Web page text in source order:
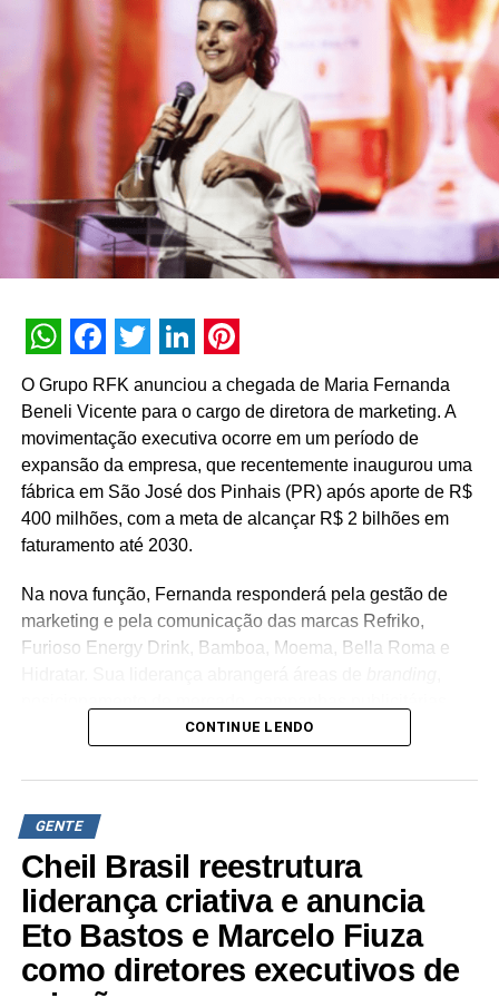
Omnik anuncia o executivo Thiago Leite como
novo sócio e CRO
NÃO PERCA
Rianni Bertoldo é nomeada CEO da Moringa
WhatsApp
Facebook
Twitter
LinkedIn
Pinterest
O Grupo RFK anunciou a chegada de Maria Fernanda
Beneli Vicente para o cargo de diretora de marketing. A
movimentação executiva ocorre em um período de
expansão da empresa, que recentemente inaugurou uma
fábrica em São José dos Pinhais (PR) após aporte de R$
400 milhões, com a meta de alcançar R$ 2 bilhões em
faturamento até 2030.
Na nova função, Fernanda responderá pela gestão de
marketing e pela comunicação das marcas Refriko,
Furioso Energy Drink, Bamboa, Moema, Bella Roma e
relacionamento com consumidores e novos projetos de
transformação, com marcas que têm enorme potencial de
próximos anos. Quero contribuir para que o marketing
esteja cada vez mais conectado ao negócio,
transformando estratégia, criatividade e dados em
resultados e em valor para as marcas”, ressalta Maria
Fernanda Beneli Vicente.
A executiva possui mais de 20 anos de atuação
CONTINUE LENDO
GENTE
Cheil Brasil reestrutura
liderança criativa e anuncia
Eto Bastos e Marcelo Fiuza
como diretores executivos de